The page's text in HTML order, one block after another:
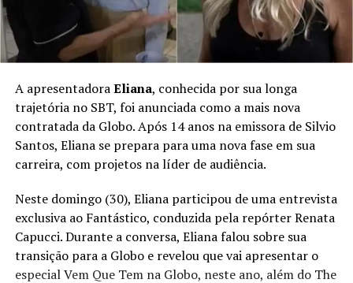
A apresentadoraEliana, conhecida por sua longa
trajetória no SBT, foi anunciada como a mais nova
contratada da Globo. Após 14 anos na emissora de Silvio
Santos, Eliana se prepara para uma nova fase em sua
carreira, com projetos na líder de audiência.
Neste domingo (30), Eliana participou de uma entrevista
exclusiva ao Fantástico, conduzida pela repórter Renata
Capucci. Durante a conversa, Eliana falou sobre sua
transição para a Globo e revelou que vai apresentar o
especial Vem Que Tem na Globo, neste ano, além do The